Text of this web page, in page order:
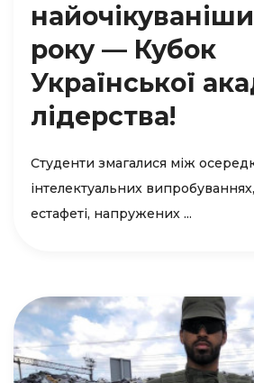
року — Кубок
Української
лідерства!
Студенти змагалися між
інтелектуальних
естафеті, напружених ...